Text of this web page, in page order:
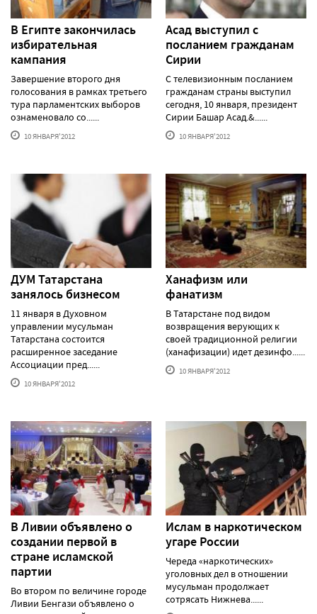
В Египте закончилась
избирательная
кампания
Завершение второго дня
голосования в рамках третьего
тура парламентских выборов
ознаменовало со......
10 ЯНВАРЯ'2012
Асад выступил с
посланием гражданам
Сирии
С телевизионным посланием
гражданам страны выступил
сегодня, 10 января, президент
Сирии Башар Асад.&......
10 ЯНВАРЯ'2012
ДУМ Татарстана
занялось бизнесом
11 января в Духовном
управлении мусульман
Татарстана состоится
расширенное заседание
Ассоциации пред......
10 ЯНВАРЯ'2012
Ханафизм или
фанатизм
В Татарстане под видом
возвращения верующих к
своей традиционной религии
(ханафизации) идет дезинфо......
10 ЯНВАРЯ'2012
В Ливии объявлено о
создании первой в
стране исламской
партии
Во втором по величине городе
Ливии Бенгази объявлено о
Ислам в наркотическом
угаре России
Череда «наркотических»
уголовных дел в отношении
мусульман продолжает
сотрясать Нижнева......